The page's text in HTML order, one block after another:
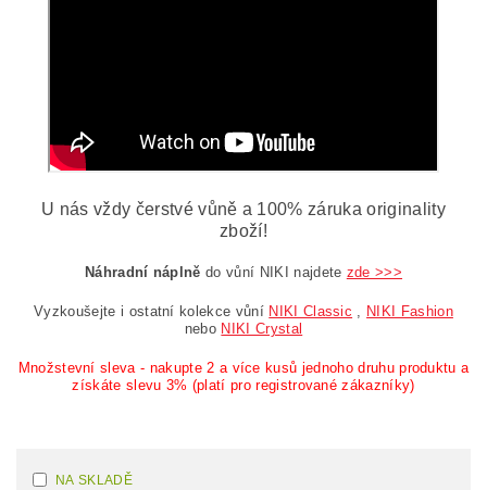
U nás vždy čerstvé vůně a 100% záruka originality
zboží!
Náhradní náplně do vůní NIKI najdete zde >>>
Vyzkoušejte i ostatní kolekce vůní NIKI Classic , NIKI Fashion
nebo NIKI Crystal
Množstevní sleva - nakupte 2 a více kusů jednoho druhu produktu a
získáte slevu 3% (platí pro registrované zákazníky)
NA SKLADĚ